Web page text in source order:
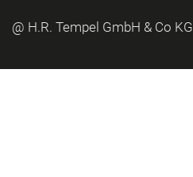
@ H.R. Tempel GmbH & Co KG